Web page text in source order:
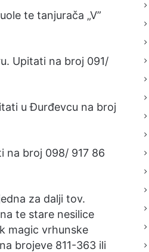
te tanjurača „V”
Upitati na broj 091/
u Đurđevcu na broj
na broj 098/ 917 86
za dalji tov.
te stare nesilice
magic vrhunske
brojeve 811-363 ili